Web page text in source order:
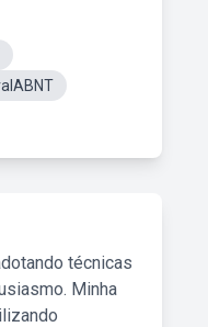
técnicas
Minha